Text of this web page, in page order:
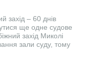
захід – 60 днів
ще одне судове
захід Миколі
зали суду, тому